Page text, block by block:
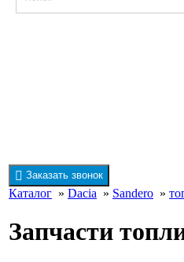
Заказать звонок
Каталог » Dacia » Sandero »
Запчасти